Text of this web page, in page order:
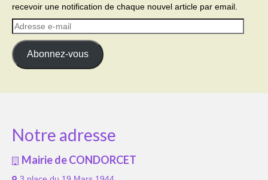
recevoir une notification de chaque nouvel article par email.
Adresse
e-
mail
Abonnez-vous
Notre adresse
Mairie de CONDORCET